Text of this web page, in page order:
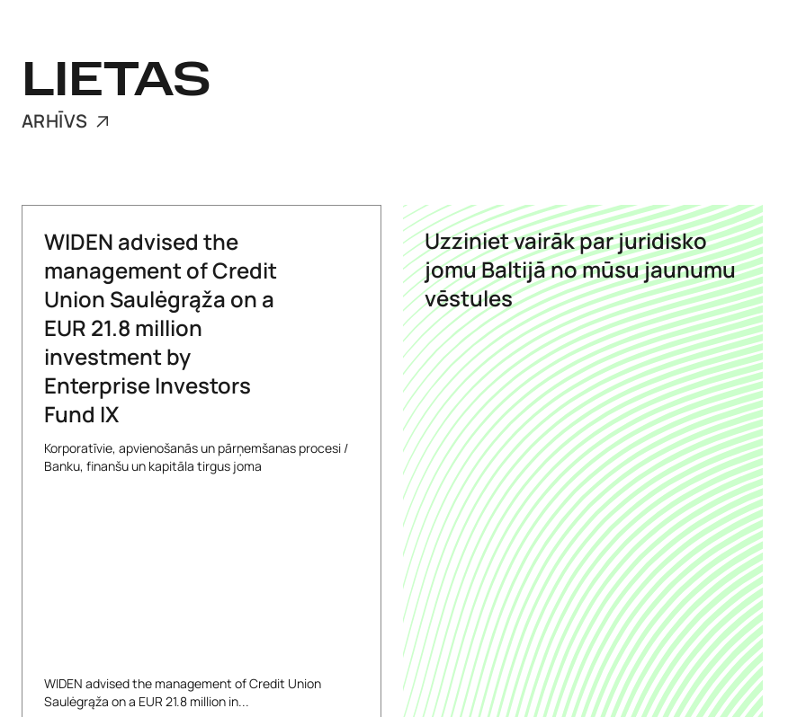
LIETAS
ARHĪVS
WIDEN advised the
management of Credit
Union Saulėgrąža on a
EUR 21.8 million
investment by
Enterprise Investors
Fund IX
Korporatīvie, apvienošanās un pārņemšanas procesi /
Banku, finanšu un kapitāla tirgus joma
WIDEN advised the management of Credit Union
Saulėgrąža on a EUR 21.8 million in...
Uzziniet vairāk par juridisko
jomu Baltijā no mūsu jaunumu
vēstules